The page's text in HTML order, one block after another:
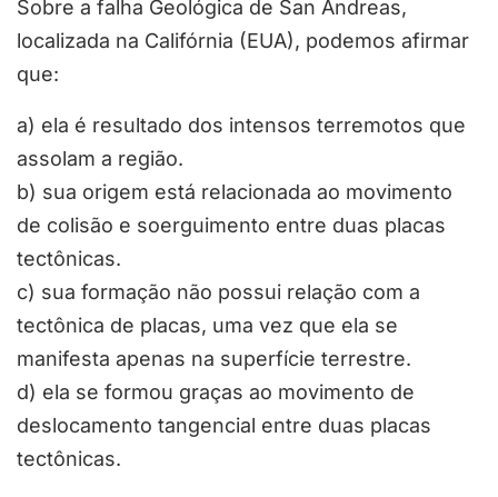
Sobre a falha Geológica de San Andreas,
localizada na Califórnia (EUA), podemos afirmar
que:
a) ela é resultado dos intensos terremotos que
assolam a região.
b) sua origem está relacionada ao movimento
de colisão e soerguimento entre duas placas
tectônicas.
c) sua formação não possui relação com a
tectônica de placas, uma vez que ela se
manifesta apenas na superfície terrestre.
d) ela se formou graças ao movimento de
deslocamento tangencial entre duas placas
tectônicas.